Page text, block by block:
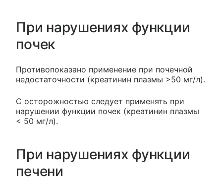
При нарушениях функции
почек
Противопоказано применение при почечной
недостаточности (креатинин плазмы >50 мг/л).
С осторожностью следует применять при
нарушении функции почек (креатинин плазмы
< 50 мг/л).
При нарушениях функции
печени